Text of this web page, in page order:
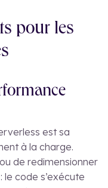
pour les
est sa
à la charge.
de redimensionner
code s’exécute